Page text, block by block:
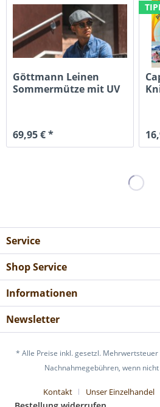
Göttmann Leinen
Sommermütze mit UV
69,95 € *
Service
Shop Service
Informationen
Newsletter
* Alle Preise inkl. gesetzl. Mehrwertsteuer
Nachnahmegebühren, wenn
Kontakt Unser Einzelhandel